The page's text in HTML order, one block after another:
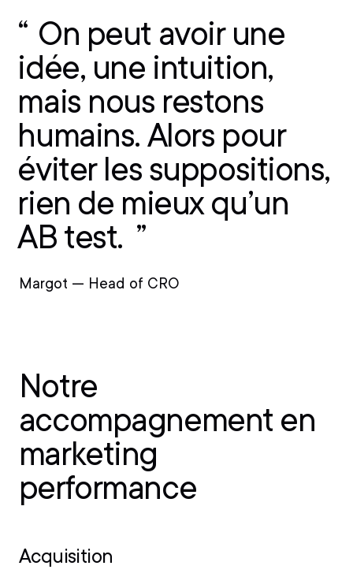
On peut avoir une
idée, une intuition,
mais nous restons
humains. Alors pour
éviter les suppositions,
rien de mieux qu’un
AB test.
Margot — Head of CRO
Notre
accompagnement en
marketing
performance
Acquisition